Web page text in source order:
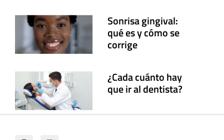
Sonrisa gingival:
qué es y cómo se
corrige
¿Cada cuánto hay
que ir al dentista?